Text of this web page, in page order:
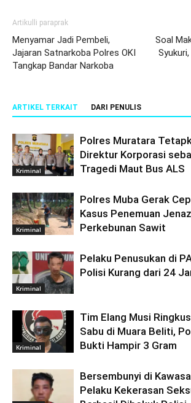
Artikulli paraprak
Menyamar Jadi Pembeli,
Jajaran Satnarkoba Polres OKI
Tangkap Bandar Narkoba
Soal
ARTIKEL TERKAIT DARI PENULIS
Kriminal
Polres Muratara
Direktur Korporasi
Tragedi Maut Bus ALS
Kriminal
Polres Muba Gerak
Kasus Penemuan
Perkebunan Sawit
Kriminal
Pelaku Penusukan di
Polisi Kurang dari 24
Kriminal
Tim Elang Musi
Sabu di Muara Beliti,
Bukti Hampir 3 Gram
Bersembunyi di
Pelaku Kekerasan